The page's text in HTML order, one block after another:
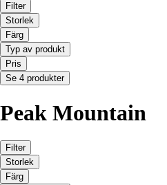
Filter
Storlek
Färg
Typ av produkt
Pris
Se 4 produkter
Peak Mountain
Filter
Storlek
Färg